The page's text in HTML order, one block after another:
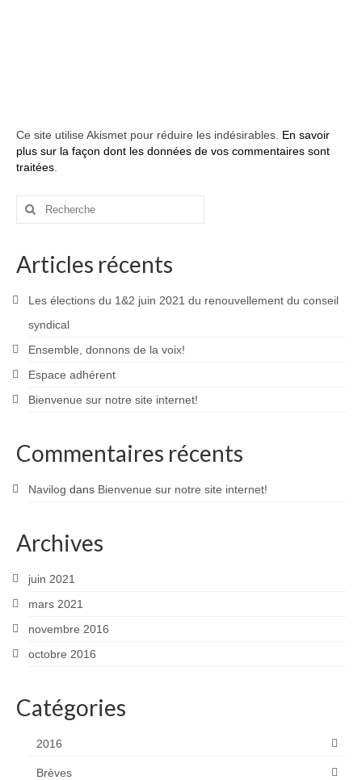
Ce site utilise Akismet pour réduire les indésirables. En savoir
plus sur la façon dont les données de vos commentaires sont
traitées
Rechercher
Articles récents
Les élections du 1&2 juin 2021 du renouvellement du conseil
syndical
Ensemble, donnons de la voix!
Espace adhérent
Bienvenue sur notre site internet!
Commentaires récents
Navilog dans Bienvenue sur notre site internet!
Archives
juin 2021
mars 2021
novembre 2016
octobre 2016
Catégories
2016
Brèves